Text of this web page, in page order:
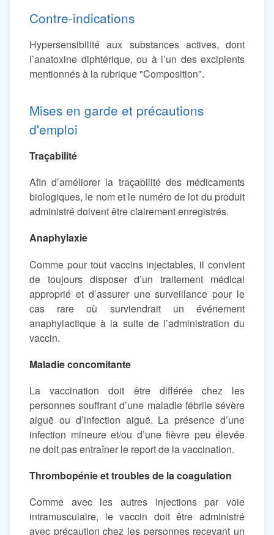
Contre-indications
Hypersensibilité aux substances actives, dont
l’anatoxine diphtérique, ou à l’un des excipients
mentionnés à la rubrique "Composition".
Mises en garde et précautions
d'emploi
Traçabilité
Afin d’améliorer la traçabilité des médicaments
biologiques, le nom et le numéro de lot du produit
administré doivent être clairement enregistrés.
Anaphylaxie
Comme pour tout vaccins injectables, il convient
de toujours disposer d’un traitement médical
approprié et d’assurer une surveillance pour le
cas rare où surviendrait un événement
anaphylactique à la suite de l’administration du
vaccin.
Maladie concomitante
La vaccination doit être différée chez les
personnes souffrant d’une maladie fébrile sévère
aiguë ou d’infection aiguë. La présence d’une
infection mineure et/ou d’une fièvre peu élevée
ne doit pas entraîner le report de la vaccination.
Thrombopénie et troubles de la coagulation
Comme avec les autres injections par voie
intramusculaire, le vaccin doit être administré
avec précaution chez les personnes recevant un